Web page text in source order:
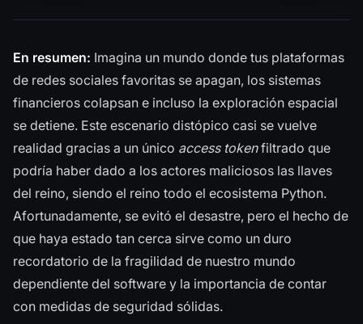
En resumen: Imagina un mundo donde tus plataformas
de redes sociales favoritas se apagan, los sistemas
financieros colapsan e incluso la exploración espacial
se detiene. Este escenario distópico casi se vuelve
realidad gracias a un único access tokenfiltrado que
podría haber dado a los actores maliciosos las llaves
del reino, siendo el reino todo el ecosistema Python.
Afortunadamente, se evitó el desastre, pero el hecho de
que haya estado tan cerca sirve como un duro
recordatorio de la fragilidad de nuestro mundo
dependiente del software y la importancia de contar
con medidas de seguridad sólidas.